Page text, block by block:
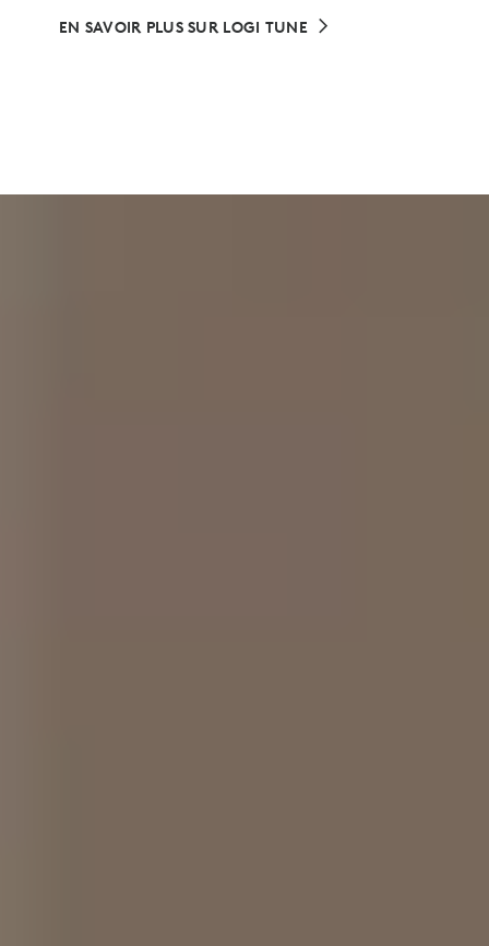
EN SAVOIR PLUS SUR LOGI TUNE